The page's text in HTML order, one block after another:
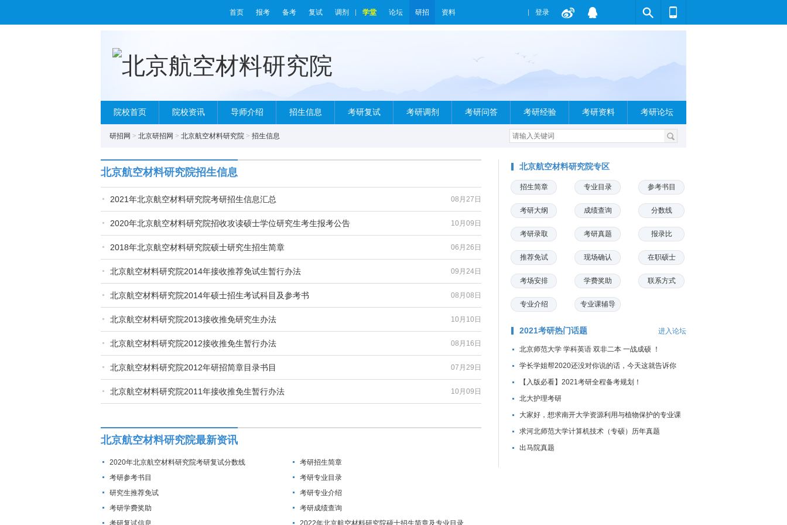
首页 报考 备考 复试 调剂 学堂 论坛 研招 资料 登录
院校首页 院校资讯 导师介绍 招生信息 考研复试 考研调剂 考研问答 考研经验 考研资料 考研论坛
研招网 > 北京研招网 > 北京航空材料研究院 > 招生信息
北京航空材料研究院招生信息
08月27日
2021年北京航空材料研究院考研招生信息汇总
10月09日
2020年北京航空材料研究院招收攻读硕士学位研究生考生报考公告
06月26日
2018年北京航空材料研究院硕士研究生招生简章
09月24日
北京航空材料研究院2014年接收推荐免试生暂行办法
08月08日
北京航空材料研究院2014年硕士招生考试科目及参考书
10月10日
北京航空材料研究院2013接收推免研究生办法
08月16日
北京航空材料研究院2012接收推免生暂行办法
07月29日
北京航空材料研究院2012年研招简章目录书目
10月09日
北京航空材料研究院2011年接收推免生暂行办法
北京航空材料研究院最新资讯
2020年北京航空材料研究院考研复试分数线
考研招生简章
考研参考书目
考研专业目录
研究生推荐免试
考研专业介绍
考研学费奖助
考研成绩查询
考研复试信息
2022年北京航空材料研究院硕士招生简章及专业目录
北京航空材料研究院专区
招生简章 专业目录 参考书目
考研大纲 成绩查询 分数线
考研录取 考研真题 报录比
推荐免试 现场确认 在职硕士
考场安排 学费奖助 联系方式
专业介绍 专业课辅导
2021考研热门话题 进入论坛
北京师范大学 学科英语 双非二本 一战成硕 ！
学长学姐帮2020还没对你说的话，今天这就告诉你
【入版必看】2021考研全程备考规划！
北大护理考研
大家好，想求南开大学资源利用与植物保护的专业课
资料...
求河北师范大学计算机技术（专硕）历年真题
出马院真题